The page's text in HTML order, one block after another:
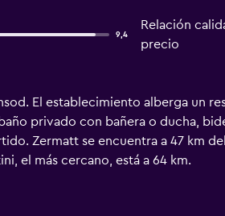
9,4
Relación
precio
El establecimiento alberga un
privado con bañera o ducha,
Zermatt se encuentra a 47 km
el más cercano, está a 64 km.